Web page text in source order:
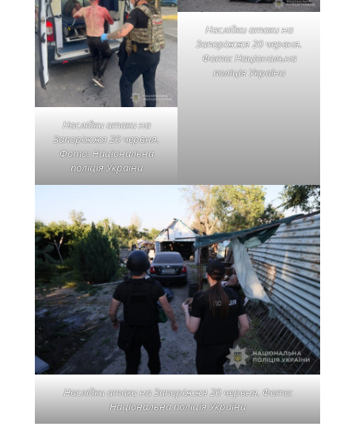
Наслідки атаки на
Запоріжжя 20 червня.
Фото: Національна
поліція України
Наслідки атаки на
Запоріжжя 20 червня.
Фото: Національна
поліція України
Наслідки атаки на Запоріжжя 20 червня. Фото:
Національна поліція України